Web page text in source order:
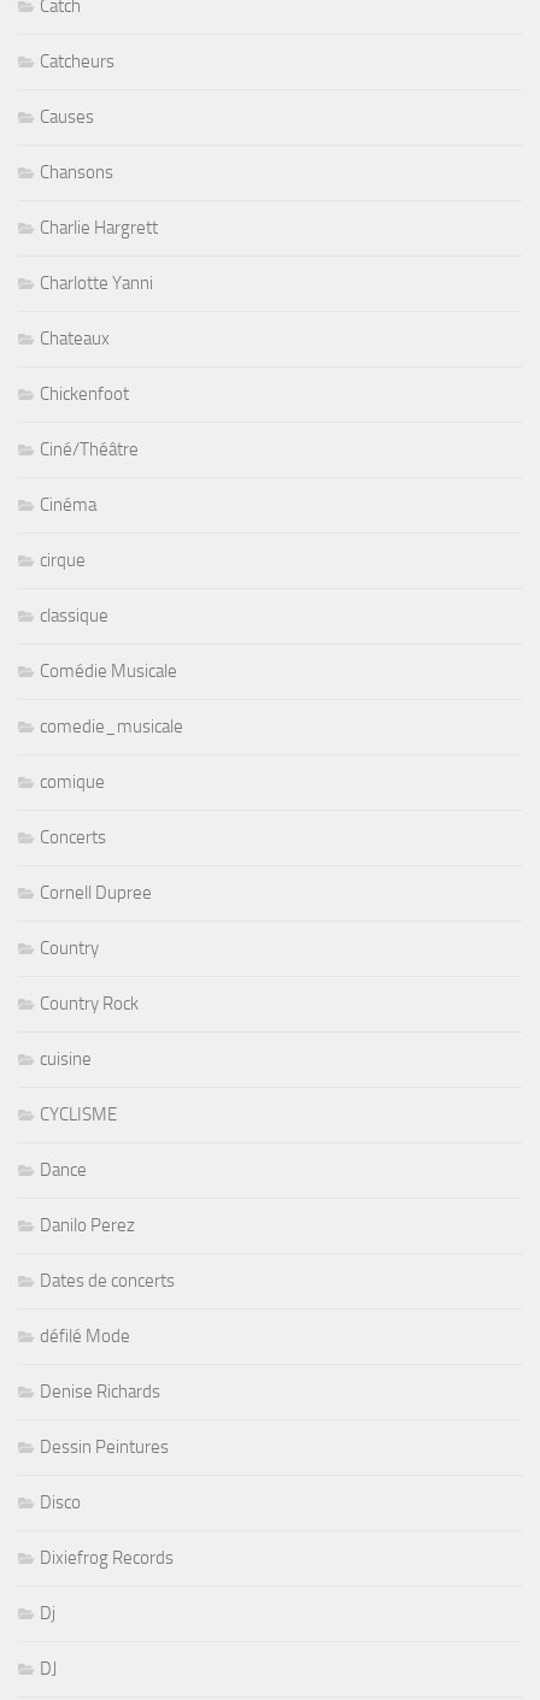
Catch
Catcheurs
Causes
Chansons
Charlie Hargrett
Charlotte Yanni
Chateaux
Chickenfoot
Ciné/Théâtre
Cinéma
cirque
classique
Comédie Musicale
comedie_musicale
comique
Concerts
Cornell Dupree
Country
Country Rock
cuisine
CYCLISME
Dance
Danilo Perez
Dates de concerts
défilé Mode
Denise Richards
Dessin Peintures
Disco
Dixiefrog Records
Dj
DJ